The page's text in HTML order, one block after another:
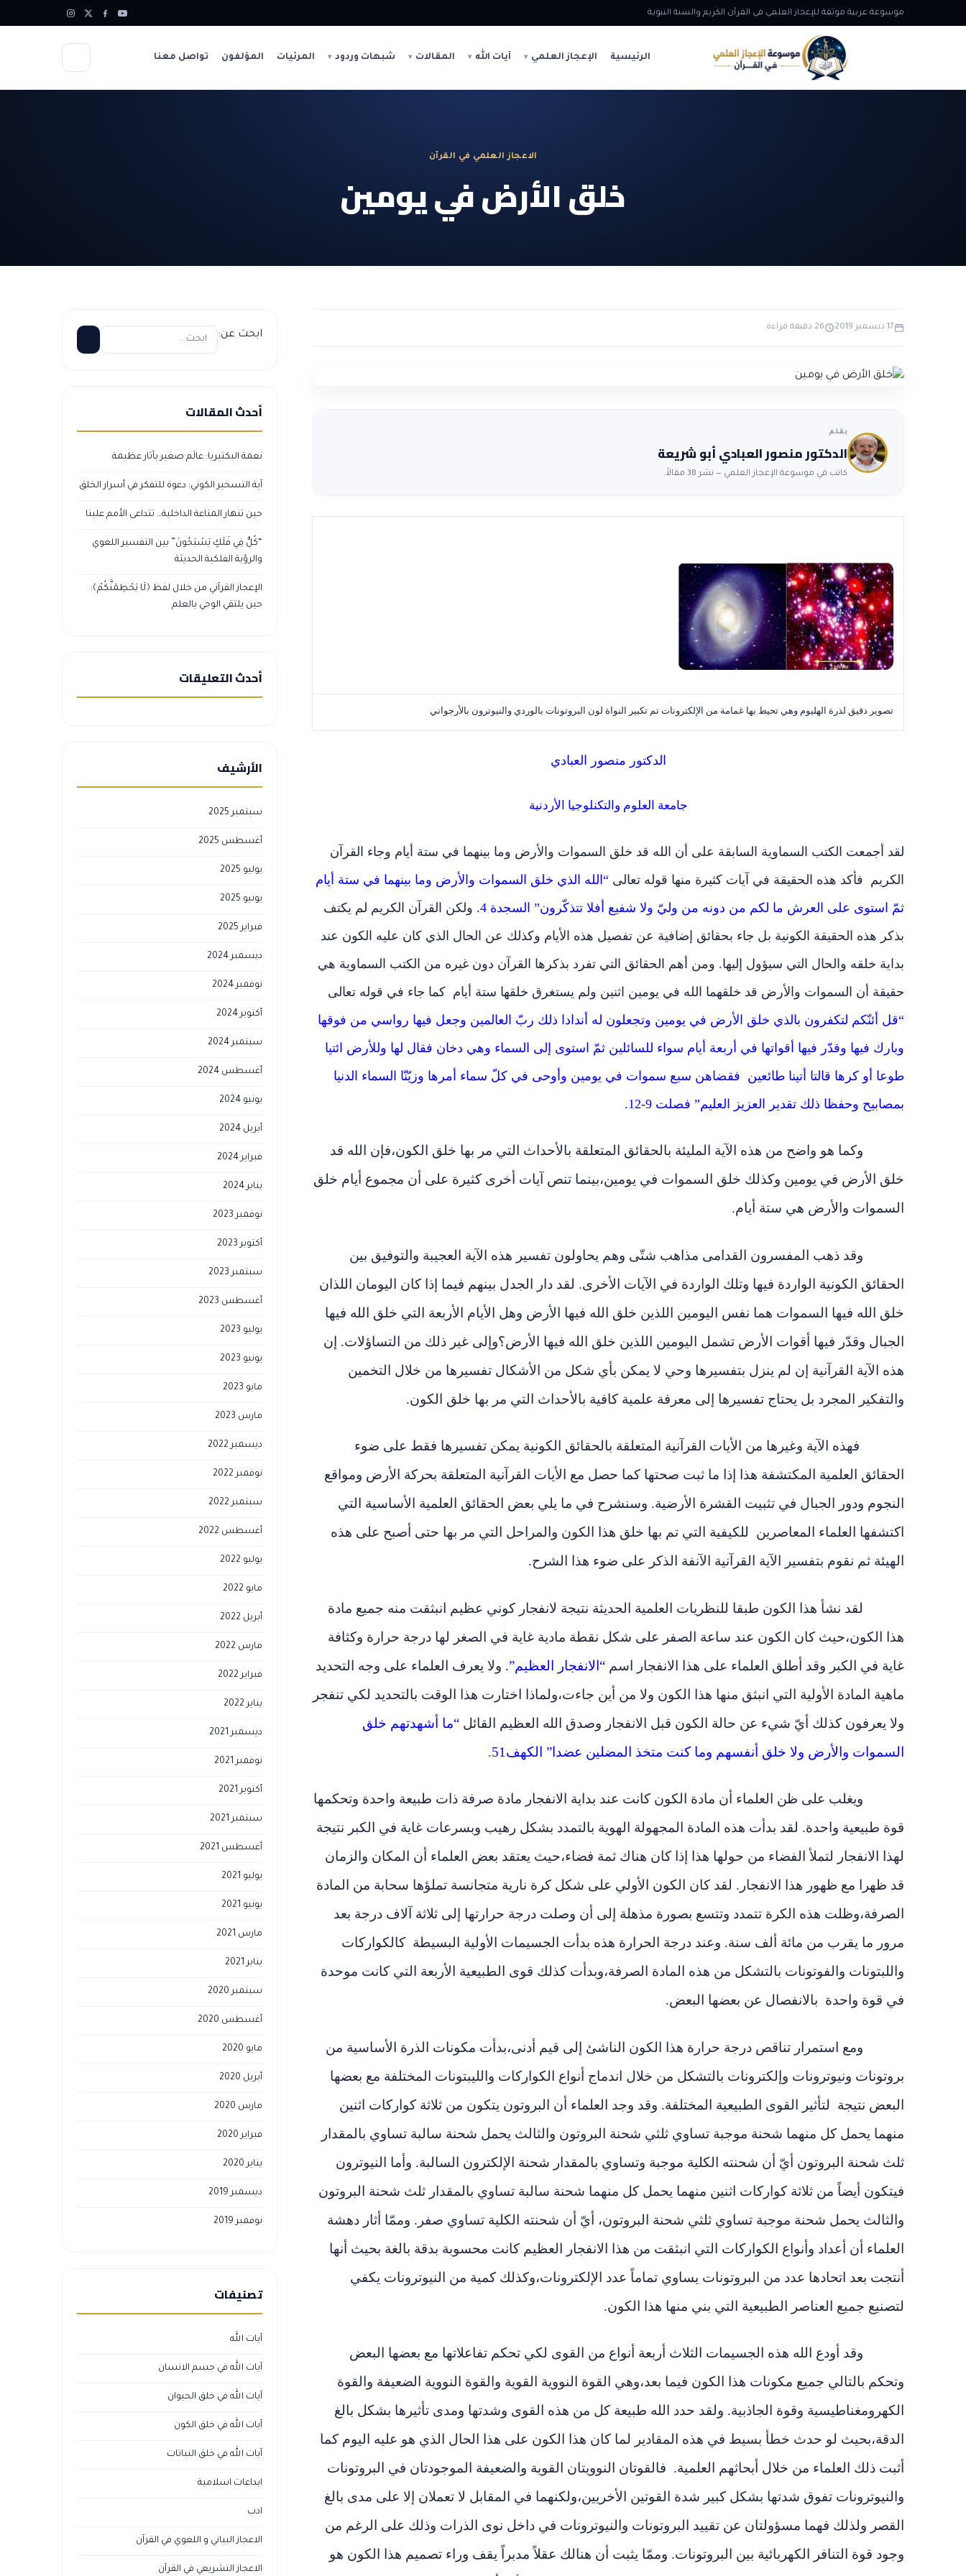
موسوعة عربية موثقة للإعجاز العلمي في القرآن الكريم والسنة النبوية
الرئيسية الإعجاز العلمي آيات الله المقالات شبهات وردود المرئيات المؤلفون تواصل معنا
الاعجاز العلمي في القرآن
خلق الأرض في يومين
17 ديسمبر 2019 26 دقيقة قراءة
بقلم
الدكتور منصور العبادي أبو شريعة
كاتب في موسوعة الإعجاز العلمي — نشر 38 مقالاً.
تصوير دقيق لذرة الهليوم وهي تحيط بها غمامة من الإلكترونات تم تكبير النواة لون البروتونات بالوردي والنيوترون بالأرجواني
الدكتور منصور العبادي
جامعة العلوم والتكنلوجيا الأردنية
لقد أجمعت الكتب السماوية السابقة على أن الله قد خلق السموات والأرض وما بينهما في ستة أيام وجاء القرآن
الكريم فأكد هذه الحقيقة في آيات كثيرة منها قوله تعالى “الله الذي خلق السموات والأرض وما بينهما في ستة أيام
ثمّ استوى على العرش ما لكم من دونه من وليّ ولا شفيع أفلا تتذكّرون” السجدة 4.
ولكن القرآن الكريم لم يكتف
بذكر هذه الحقيقة الكونية بل جاء بحقائق إضافية عن تفصيل هذه الأيام وكذلك عن الحال الذي كان عليه الكون عند
بداية خلقه والحال التي سيؤول إليها. ومن أهم الحقائق التي تفرد بذكرها القرآن دون غيره من الكتب السماوية هي
حقيقة أن السموات والأرض قد خلقهما الله في يومين اثنين ولم يستغرق خلقها ستة أيام كما جاء في قوله تعالى
“قل أئنّكم لتكفرون بالذي خلق الأرض في يومين وتجعلون له أندادا ذلك ربّ العالمين وجعل فيها رواسي من فوقها
وبارك فيها وقدّر فيها أقواتها في أربعة أيام سواء للسائلين ثمّ استوى إلى السماء وهي دخان فقال لها وللأرض ائتيا
طوعا أو كرها قالتا أتينا طائعين فقضاهن سبع سموات في يومين وأوحى في كلّ سماء أمرها وزيّنّا السماء الدنيا
بمصابيح وحفظا ذلك تقدير العزيز العليم” فصلت 9-12.
وكما هو واضح من هذه الآية المليئة بالحقائق المتعلقة بالأحداث التي مر بها خلق الكون،فإن الله قد
خلق الأرض في يومين وكذلك خلق السموات في يومين،بينما تنص آيات أخرى كثيرة على أن مجموع أيام خلق
السموات والأرض هي ستة أيام.
وقد ذهب المفسرون القدامى مذاهب شتّى وهم يحاولون تفسير هذه الآية العجيبة والتوفيق بين
الحقائق الكونية الواردة فيها وتلك الواردة في الآيات الأخرى. لقد دار الجدل بينهم فيما إذا كان اليومان اللذان
خلق الله فيها السموات هما نفس اليومين اللذين خلق الله فيها الأرض وهل الأيام الأربعة التي خلق الله فيها
الجبال وقدّر فيها أقوات الأرض تشمل اليومين اللذين خلق الله فيها الأرض؟وإلى غير ذلك من التساؤلات. إن
هذه الآية القرآنية إن لم ينزل بتفسيرها وحي لا يمكن بأي شكل من الأشكال تفسيرها من خلال التخمين
والتفكير المجرد بل يحتاج تفسيرها إلى معرفة علمية كافية بالأحداث التي مر بها خلق الكون.
فهذه الآية وغيرها من الأيات القرآنية المتعلقة بالحقائق الكونية يمكن تفسيرها فقط على ضوء
الحقائق العلمية المكتشفة هذا إذا ما ثبت صحتها كما حصل مع الأيات القرآنية المتعلقة بحركة الأرض ومواقع
النجوم ودور الجبال في تثبيت القشرة الأرضية. وسنشرح في ما يلي بعض الحقائق العلمية الأساسية التي
اكتشفها العلماء المعاصرين للكيفية التي تم بها خلق هذا الكون والمراحل التي مر بها حتى أصبح على هذه
الهيئة ثم نقوم بتفسير الآية القرآنية الآنفة الذكر على ضوء هذا الشرح.
لقد نشأ هذا الكون طبقا للنظريات العلمية الحديثة نتيجة لانفجار كوني عظيم انبثقت منه جميع مادة
هذا الكون،حيث كان الكون عند ساعة الصفر على شكل نقطة مادية غاية في الصغر لها درجة حرارة وكثافة
غاية في الكبر وقد أطلق العلماء على هذا الانفجار اسم “الانفجار العظيم”. ولا يعرف العلماء على وجه التحديد
ماهية المادة الأولية التي انبثق منها هذا الكون ولا من أين جاءت،ولماذا اختارت هذا الوقت بالتحديد لكي تنفجر
ولا يعرفون كذلك أيّ شيء عن حالة الكون قبل الانفجار وصدق الله العظيم القائل “ما أشهدتهم خلق
السموات والأرض ولا خلق أنفسهم وما كنت متخذ المضلين عضدا” الكهف 51
.
ويغلب على ظن العلماء أن مادة الكون كانت عند بداية الانفجار مادة صرفة ذات طبيعة واحدة وتحكمها
قوة طبيعية واحدة. لقد بدأت هذه المادة المجهولة الهوية بالتمدد بشكل رهيب وبسرعات غاية في الكبر نتيجة
لهذا الانفجار لتملأ الفضاء من حولها هذا إذا كان هناك ثمة فضاء،حيث يعتقد بعض العلماء أن المكان والزمان
قد ظهرا مع ظهور هذا الانفجار. لقد كان الكون الأولي على شكل كرة نارية متجانسة تملؤها سحابة من المادة
الصرفة،وظلت هذه الكرة تتمدد وتتسع بصورة مذهلة إلى أن وصلت درجة حرارتها إلى ثلاثة آلاف درجة بعد
مرور ما يقرب من مائة ألف سنة. وعند درجة الحرارة هذه بدأت الجسيمات الأولية البسيطة كالكواركات
واللبتونات والفوتونات بالتشكل من هذه المادة الصرفة،وبدأت كذلك قوى الطبيعية الأربعة التي كانت موحدة
في قوة واحدة بالانفصال عن بعضها البعض.
ومع استمرار تناقص درجة حرارة هذا الكون الناشئ إلى قيم أدنى،بدأت مكونات الذرة الأساسية من
بروتونات ونيوترونات وإلكترونات بالتشكل من خلال اندماج أنواع الكواركات والليبتونات المختلفة مع بعضها
البعض نتيجة لتأثير القوى الطبيعية المختلفة. وقد وجد العلماء أن البروتون يتكون من ثلاثة كواركات اثنين
منهما يحمل كل منهما شحنة موجبة تساوي ثلثي شحنة البروتون والثالث يحمل شحنة سالبة تساوي بالمقدار
ثلث شحنة البروتون أيّ أن شحنته الكلية موجبة وتساوي بالمقدار شحنة الإلكترون السالبة. وأما النيوترون
فيتكون أيضاً من ثلاثة كواركات اثنين منهما يحمل كل منهما شحنة سالبة تساوي بالمقدار ثلث شحنة البروتون
والثالث يحمل شحنة موجبة تساوي ثلثي شحنة البروتون، أيّ أن شحنته الكلية تساوي صفر. وممّا أثار دهشة
العلماء أن أعداد وأنواع الكواركات التي انبثقت من هذا الانفجار العظيم كانت محسوبة بدقة بالغة بحيث أنها
أنتجت بعد اتحادها عدد من البروتونات يساوي تماماً عدد الإلكترونات،وكذلك كمية من النيوترونات يكفي
لتصنيع جميع العناصر الطبيعية التي بني منها هذا الكون.
وقد أودع الله هذه الجسيمات الثلاث أربعة أنواع من القوى لكي تحكم تفاعلاتها مع بعضها البعض
وتحكم بالتالي جميع مكونات هذا الكون فيما بعد،وهي القوة النووية القوية والقوة النووية الضعيفة والقوة
الكهرومغناطيسية وقوة الجاذبية. ولقد حدد الله طبيعة كل من هذه القوى وشدتها ومدى تأثيرها بشكل بالغ
الدقة،بحيث لو حدث خطأ بسيط في هذه المقادير لما كان هذا الكون على هذا الحال الذي هو عليه اليوم كما
أثبت ذلك العلماء من خلال أبحاثهم العلمية. فالقوتان النوويتان القوية والضعيفة الموجودتان في البروتونات
والنيوترونات تفوق شدتها بشكل كبير شدة القوتين الأخريين،ولكنهما في المقابل لا تعملان إلا على مدى بالغ
القصر ولذلك فهما مسؤولتان عن تقييد البروتونات والنيوترونات في داخل نوى الذرات وذلك على الرغم من
وجود قوة التنافر الكهربائية بين البروتونات. وممّا يثبت أن هنالك عقلاً مدبراً يقف وراء تصميم هذا الكون هو
ابحث عن:
أحدث المقالات
نعمة البكتيريا: عالَم صغير بآثار عظيمة
آية التسخير الكوني: دعوة للتفكر في أسرار الخلق
حين تنهار المناعة الداخلية… تتداعى الأمم علينا
“كُلٌّ فِي فَلَكٍ يَسْبَحُونَ” بين التفسير اللغوي
والرؤية الفلكية الحديثة
الإعجاز القرآني من خلال لفظ ﴿لَا يَحْطِمَنَّكُمْ﴾:
حين يلتقي الوحي بالعلم
أحدث التعليقات
الأرشيف
سبتمبر 2025
أغسطس 2025
يوليو 2025
يونيو 2025
فبراير 2025
ديسمبر 2024
نوفمبر 2024
أكتوبر 2024
سبتمبر 2024
أغسطس 2024
يونيو 2024
أبريل 2024
فبراير 2024
يناير 2024
نوفمبر 2023
أكتوبر 2023
سبتمبر 2023
أغسطس 2023
يوليو 2023
يونيو 2023
مايو 2023
مارس 2023
ديسمبر 2022
نوفمبر 2022
سبتمبر 2022
أغسطس 2022
يوليو 2022
مايو 2022
أبريل 2022
مارس 2022
فبراير 2022
يناير 2022
ديسمبر 2021
نوفمبر 2021
أكتوبر 2021
سبتمبر 2021
أغسطس 2021
يوليو 2021
يونيو 2021
مارس 2021
يناير 2021
سبتمبر 2020
أغسطس 2020
مايو 2020
أبريل 2020
مارس 2020
فبراير 2020
يناير 2020
ديسمبر 2019
نوفمبر 2019
تصنيفات
آيات الله
آيات الله في جسم الانسان
آيات الله في خلق الحيوان
آيات الله في خلق الكون
آيات الله في خلق النباتات
ابداعات اسلامية
ادب
الاعجاز البياني و اللغوي في القرآن
الاعجاز التشريعي في القرآن